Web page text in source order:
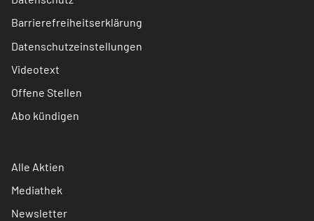
Barrierefreiheitserklärung
Datenschutzeinstellungen
Videotext
Offene Stellen
Abo kündigen
Alle Aktien
Mediathek
Newsletter